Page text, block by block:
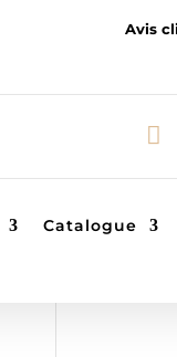
Avis

Catalogue